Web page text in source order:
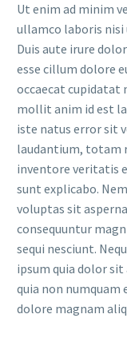
Ut enim ad minim
ullamco laboris nisi
Duis aute irure
esse cillum dolore
occaecat cupidatat
mollit anim id est
iste natus error sit
laudantium, totam
inventore veritatis
sunt explicabo.
voluptas sit
consequuntur
sequi nesciunt.
ipsum quia dolor
quia non
dolore magnam